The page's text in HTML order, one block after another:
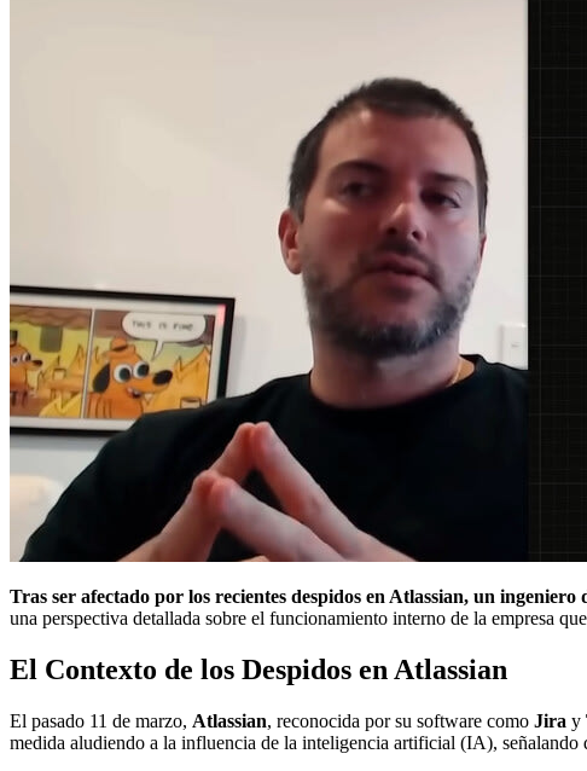
Tras ser afectado por los recientes despidos en Atlassian, un
una perspectiva detallada sobre el funcionamiento interno de la empresa
El Contexto de los Despidos en Atlassian
El pasado 11 de marzo, Atlassian, reconocida por su software como Jira y
medida aludiendo a la influencia de la inteligencia artificial (IA), señalando